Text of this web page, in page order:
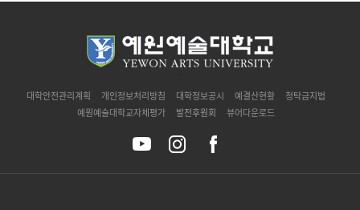
대학안전관리계획 개인정보처리방침 대학정보공시 예결산현황
청탁금지법
예원예술대학교자체평가
발전후원회 뷰어다운로드